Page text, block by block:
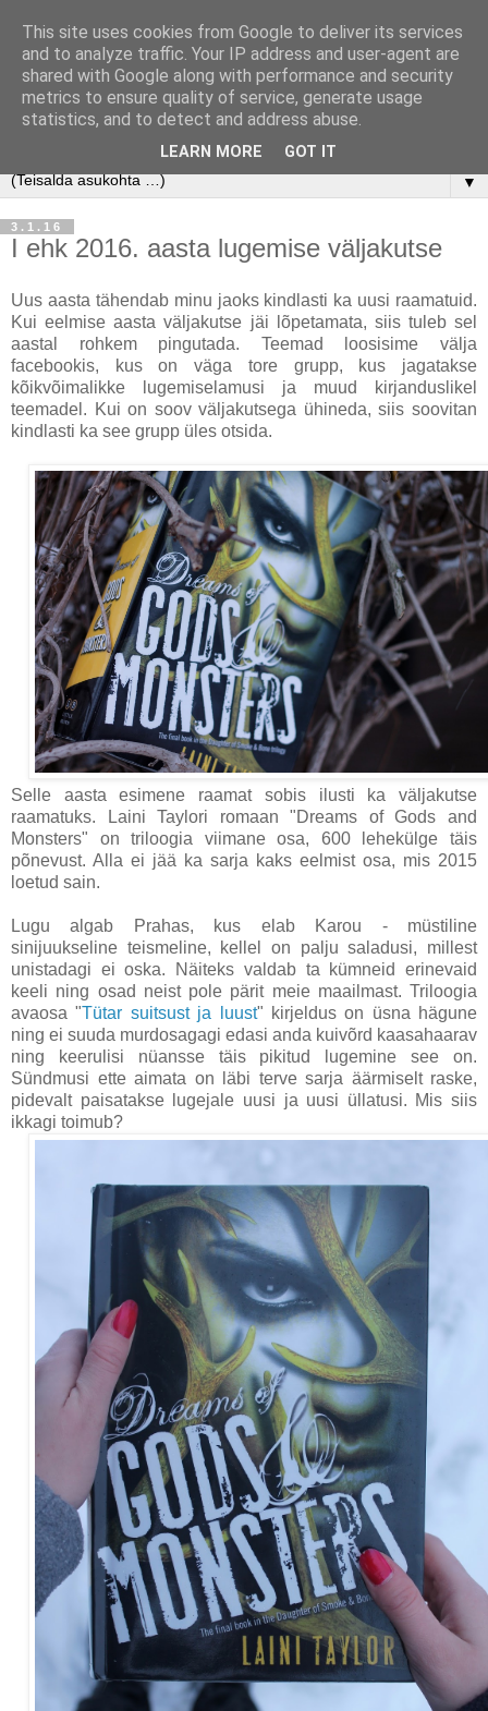
▼
3.1.16
I ehk 2016. aasta lugemise väljakutse
Uus aasta tähendab minu jaoks kindlasti ka uusi raamatuid.
Kui eelmise aasta väljakutse jäi lõpetamata, siis tuleb sel
aastal rohkem pingutada. Teemad loosisime välja
facebookis, kus on väga tore grupp, kus jagatakse
kõikvõimalikke lugemiselamusi ja muud kirjanduslikel
teemadel. Kui on soov väljakutsega ühineda, siis soovitan
kindlasti ka see grupp üles otsida.
Selle aasta esimene raamat sobis ilusti ka väljakutse
raamatuks. Laini Taylori romaan "Dreams of Gods and
Monsters" on triloogia viimane osa, 600 lehekülge täis
põnevust. Alla ei jää ka sarja kaks eelmist osa, mis 2015
loetud sain.
Lugu algab Prahas, kus elab Karou - müstiline
sinijuukseline teismeline, kellel on palju saladusi, millest
unistadagi ei oska. Näiteks valdab ta kümneid erinevaid
keeli ning osad neist pole pärit meie maailmast. Triloogia
avaosa "Tütar suitsust ja luust" kirjeldus on üsna hägune
ning ei suuda murdosagagi edasi anda kuivõrd kaasahaarav
ning keerulisi nüansse täis pikitud lugemine see on.
Sündmusi ette aimata on läbi terve sarja äärmiselt raske,
pidevalt paisatakse lugejale uusi ja uusi üllatusi. Mis siis
ikkagi toimub?
This site uses cookies from Google to deliver its services
and to analyze traffic. Your IP address and user-agent are
shared with Google along with performance and security
metrics to ensure quality of service, generate usage
statistics, and to detect and address abuse.
LEARN MORE GOT IT